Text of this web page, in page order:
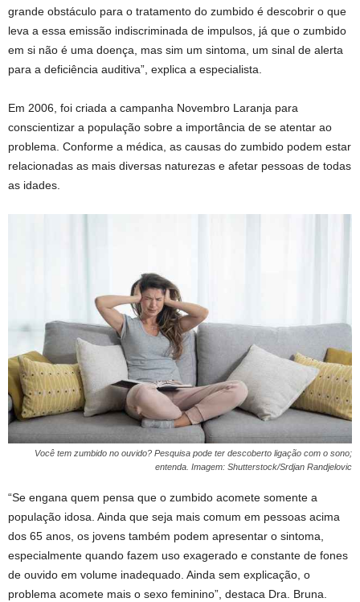
grande obstáculo para o tratamento do zumbido é descobrir o que
leva a essa emissão indiscriminada de impulsos, já que o zumbido
em si não é uma doença, mas sim um sintoma, um sinal de alerta
para a deficiência auditiva”, explica a especialista.
Em 2006, foi criada a campanha Novembro Laranja para
conscientizar a população sobre a importância de se atentar ao
problema. Conforme a médica, as causas do zumbido podem estar
relacionadas as mais diversas naturezas e afetar pessoas de todas
as idades.
Você tem zumbido no ouvido? Pesquisa pode ter descoberto ligação com o sono;
entenda. Imagem: Shutterstock/Srdjan Randjelovic
“Se engana quem pensa que o zumbido acomete somente a
população idosa. Ainda que seja mais comum em pessoas acima
dos 65 anos, os jovens também podem apresentar o sintoma,
especialmente quando fazem uso exagerado e constante de fones
de ouvido em volume inadequado. Ainda sem explicação, o
problema acomete mais o sexo feminino”, destaca Dra. Bruna.